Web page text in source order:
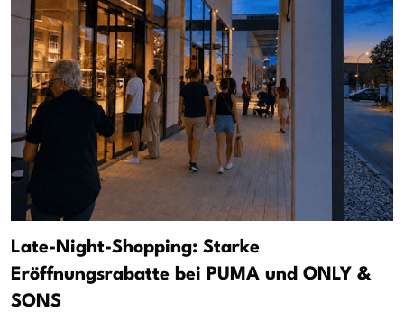
Late-Night-Shopping: Starke
Eröffnungsrabatte bei PUMA und ONLY &
SONS